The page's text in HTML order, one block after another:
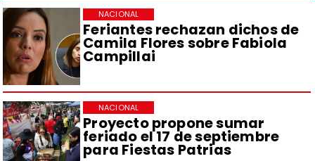
Feriantes rechazan dichos de
Camila Flores sobre Fabiola
Campillai
NACIONAL
Proyecto propone sumar
feriado el 17 de septiembre
para Fiestas Patrias
NACIONAL